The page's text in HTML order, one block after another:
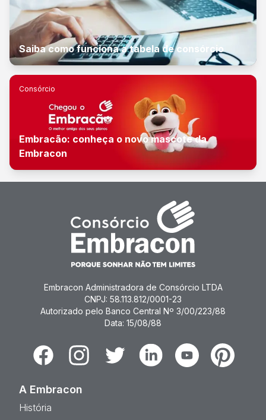
Saiba como funciona a tabela de consórcio
Consórcio
Embracão: conheça o novo mascote da
Embracon
Embracon Administradora de Consórcio LTDA
CNPJ: 58.113.812/0001-23
Autorizado pelo Banco Central Nº 3/00/223/88
Data: 15/08/88
FacebookInstagramTwitter LinkedinYoutubePinterest
A Embracon
História